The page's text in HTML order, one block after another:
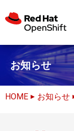
お知らせ
HOME お知らせ